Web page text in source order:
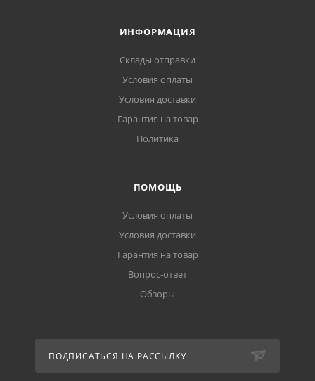
ИНФОРМАЦИЯ
Склады отправки
Условия оплаты
Условия доставки
Гарантия на товар
Политика
ПОМОЩЬ
Условия оплаты
Условия доставки
Гарантия на товар
Вопрос-ответ
Обзоры
ПОДПИСАТЬСЯ НА РАССЫЛКУ